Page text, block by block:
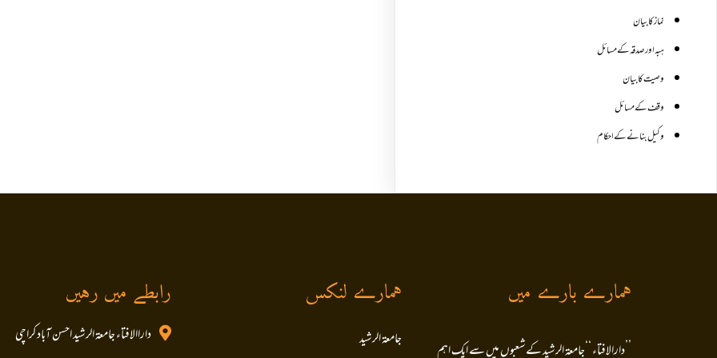
نماز کا بیان
ہبہ اور صدقہ کے مسائل
وصیت کا بیان
وقف کے مسائل
وکیل بنانے کے احکام
ہمارے بارے میں
’’دارالافتاء ‘‘جامعۃ الرشید کےشعبوں میں سے ایک اہم
ہمارے لنکس
جامعۃ الرشید
رابطے میں رہیں
داراالافتاء جامعۃ الرشید احسن آباد کراچی